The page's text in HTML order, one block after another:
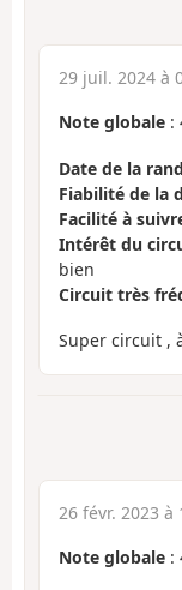
29 juil. 2024 à
Note globale :
Date de la
Fiabilité de la
Facilité à
Intérêt du
bien
Circuit très
Super circuit ,
26 févr. 2023 à
Note globale :